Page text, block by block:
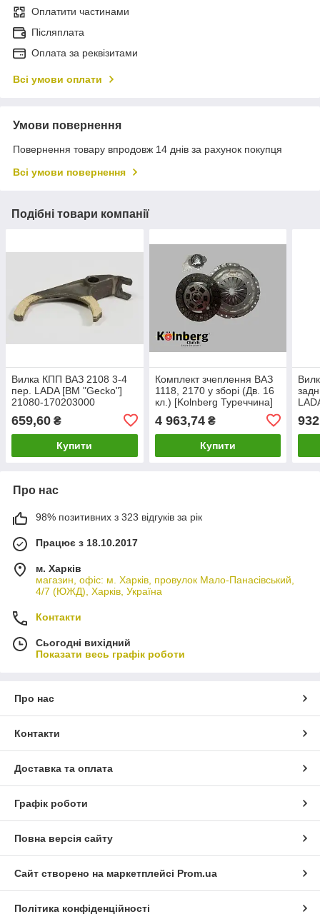
Оплатити частинами
Післяплата
Оплата за реквізитами
Всі умови оплати
Умови повернення
Повернення товару впродовж 14 днів за рахунок покупця
Всі умови повернення
Подібні товари компанії
Вилка КПП ВАЗ 2108 3-4
пер. LADA [BM "Gecko"]
21080-170203000
659,60 ₴
Купити
Комплект зчеплення ВАЗ
1118, 2170 у зборі (Дв. 16
кл.) [Kolnberg Туреччина]
4 963,74₴
Купити
Про нас
98% позитивних з 323 відгуків за рік
Працює з 18.10.2017
м. Харків
магазин, офіс: м. Харків, провулок Мало-Панасівський,
4/7 (ЮЖД), Харків, Україна
Контакти
Сьогодні вихідний
Показати весь графік роботи
Про нас
Контакти
Доставка та оплата
Графік роботи
Повна версія сайту
Сайт створено на маркетплейсі Prom.ua
Політика конфіденційності